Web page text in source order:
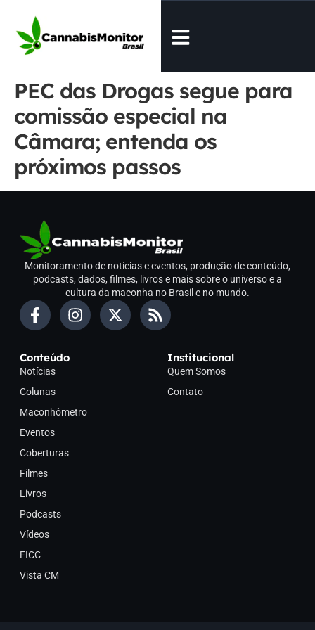
PEC das Drogas segue para
comissão especial na
Câmara; entenda os
próximos passos
Monitoramento de notícias e eventos, produção de conteúdo,
podcasts, dados, filmes, livros e mais sobre o universo e a
cultura da maconha no Brasil e no mundo.
Conteúdo
Notícias
Colunas
Maconhômetro
Eventos
Coberturas
Filmes
Livros
Podcasts
Vídeos
FICC
Vista CM
Institucional
Quem Somos
Contato